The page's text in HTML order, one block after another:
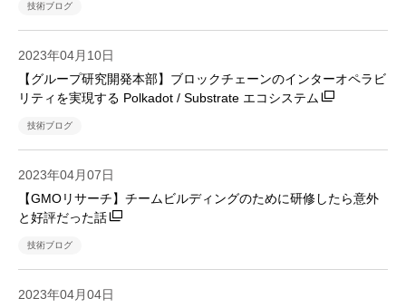
技術ブログ
2023年04月10日
【グループ研究開発本部】ブロックチェーンのインターオペラビ
リティを実現する Polkadot / Substrate エコシステム
技術ブログ
2023年04月07日
【GMOリサーチ】チームビルディングのために研修したら意外
と好評だった話
技術ブログ
2023年04月04日